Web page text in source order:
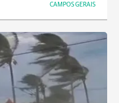
CAMPOS GERAIS